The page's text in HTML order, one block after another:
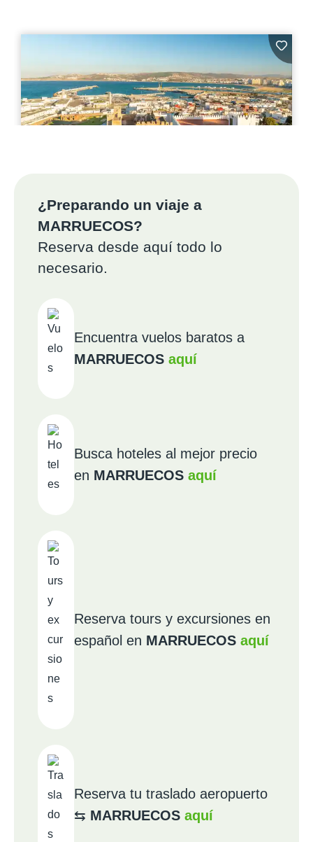
¿Preparando un viaje a
MARRUECOS?
Reserva desde aquí todo lo
necesario.
Encuentra vuelos baratos a
MARRUECOS aquí
Busca hoteles al mejor precio
en MARRUECOS aquí
Reserva tours y excursiones en
español en MARRUECOS aquí
Reserva tu traslado aeropuerto
⇆ MARRUECOS aquí